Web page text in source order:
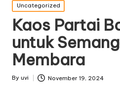
Posted
in
Uncategorized
Kaos Partai
untuk
Membara
Posted
By uvi November 19, 2024